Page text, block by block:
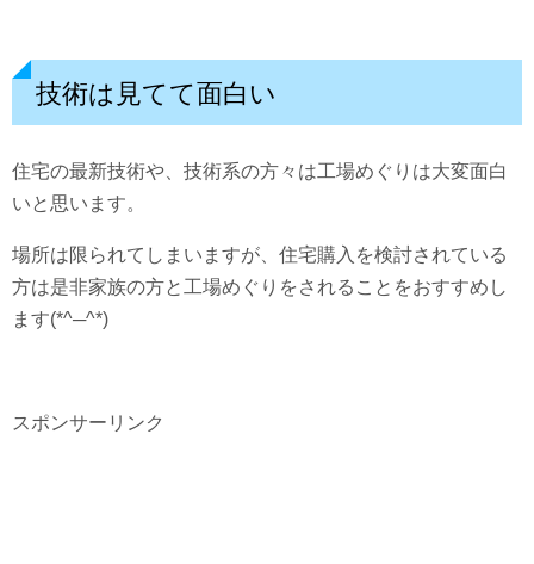
技術は見てて面白い
住宅の最新技術や、技術系の方々は工場めぐりは大変面白
いと思います。
場所は限られてしまいますが、住宅購入を検討されている
方は是非家族の方と工場めぐりをされることをおすすめし
ます(*^─^*)
スポンサーリンク